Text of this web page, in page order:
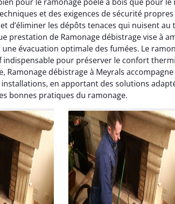
pour le ramonage poêle à bois que pour
et des exigences de sécurité
d’éliminer les dépôts tenaces qui nuisent
prestation de Ramonage débistrage vise à
évacuation optimale des fumées. Le
indispensable pour préserver le confort
Ramonage débistrage à Meyrals
en apportant des solutions
bonnes pratiques du ramonage.
Loïc Marchand
24 janvier 2026
Très bon travail de
débistrage et ramonage.
nettoyée et fonctionnement
nettement amélioré. Je
recommande sans
hésitation.